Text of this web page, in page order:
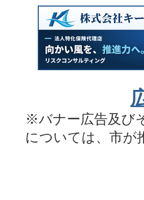
※バナー広告及び
については、市が